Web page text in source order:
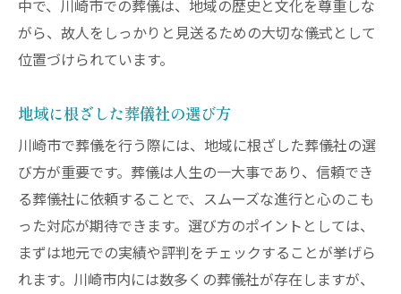
中で、川崎市での葬儀は、地域の歴史と文化を尊重しな
がら、故人をしっかりと見送るための大切な儀式として
位置づけられています。
地域に根ざした葬儀社の選び方
川崎市で葬儀を行う際には、地域に根ざした葬儀社の選
び方が重要です。葬儀は人生の一大事であり、信頼でき
る葬儀社に依頼することで、スムーズな進行と心のこも
った対応が期待できます。選び方のポイントとしては、
まずは地元での実績や評判をチェックすることが挙げら
れます。川崎市内には数多くの葬儀社が存在しますが、